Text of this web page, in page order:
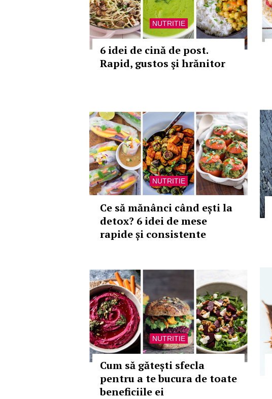
NUTRITIE
6 idei de cină de post.
Rapid, gustos şi hrănitor
NUTRITIE
Ce să mănânci când ești la
detox? 6 idei de mese
rapide și consistente
NUTRITIE
Cum să gătești sfecla
pentru a te bucura de toate
beneficiile ei